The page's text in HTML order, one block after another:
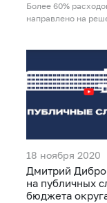
Более 60%
направлено на
18 ноября 2020
Дмитрий
на публичных
бюджета